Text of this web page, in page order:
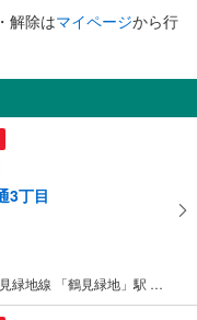
解除はマイページから行
3丁目
OsakaMetro長堀鶴見緑地線 「鶴見緑地」駅 徒歩25分